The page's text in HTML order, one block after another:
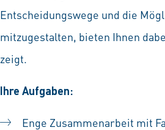
Entscheidungswege und die
mitzugestalten, bieten Ihnen
zeigt.
Ihre Aufgaben:
Enge Zusammenarbeit mit